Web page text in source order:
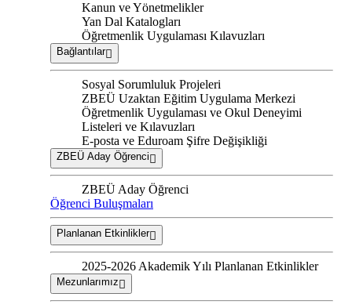
Kanun ve Yönetmelikler
Yan Dal Katalogları
Öğretmenlik Uygulaması Kılavuzları
Bağlantılar
Sosyal Sorumluluk Projeleri
ZBEÜ Uzaktan Eğitim Uygulama Merkezi
Öğretmenlik Uygulaması ve Okul Deneyimi
Listeleri ve Kılavuzları
E-posta ve Eduroam Şifre Değişikliği
ZBEÜ Aday Öğrenci
ZBEÜ Aday Öğrenci
Öğrenci Buluşmaları
Planlanan Etkinlikler
2025-2026 Akademik Yılı Planlanan Etkinlikler
Mezunlarımız